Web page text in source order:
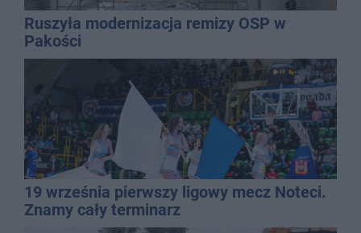
Ruszyła modernizacja remizy OSP w
Pakości
19 września pierwszy ligowy mecz Noteci.
Znamy cały terminarz